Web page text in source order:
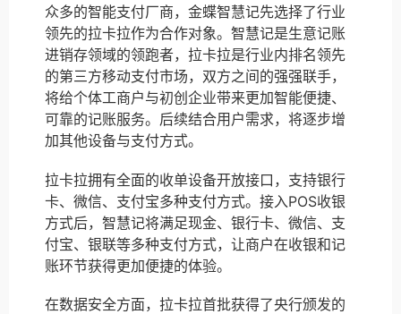
众多的智能支付厂商，金蝶智慧记先选择了行业
领先的拉卡拉作为合作对象。智慧记是生意记账
进销存领域的领跑者，拉卡拉是行业内排名领先
的第三方移动支付市场，双方之间的强强联手，
将给个体工商户与初创企业带来更加智能便捷、
可靠的记账服务。后续结合用户需求，将逐步增
加其他设备与支付方式。
拉卡拉拥有全面的收单设备开放接口，支持银行
卡、微信、支付宝多种支付方式。接入POS收银
方式后，智慧记将满足现金、银行卡、微信、支
付宝、银联等多种支付方式，让商户在收银和记
账环节获得更加便捷的体验。
在数据安全方面，拉卡拉首批获得了央行颁发的